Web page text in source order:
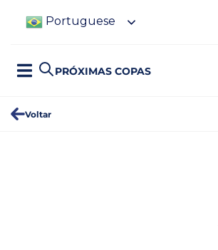
Portuguese
PRÓXIMAS COPAS
Voltar